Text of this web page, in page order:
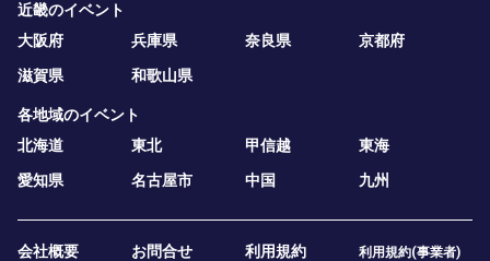
近畿のイベント
大阪府
兵庫県 奈良県
京都府
滋賀県
和歌山県
各地域のイベント
北海道
東北 甲信越
東海
愛知県
名古屋市 中国 九州
会社概要 お問合せ 利用規約 利用規約(事業者)